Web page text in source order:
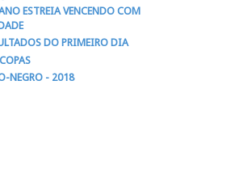
ESTREIA VENCENDO COM
DO PRIMEIRO DIA
NEGRO - 2018